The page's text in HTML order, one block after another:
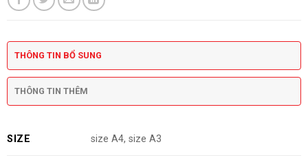
THÔNG TIN BỔ SUNG
THÔNG TIN THÊM
SIZE size A4, size A3